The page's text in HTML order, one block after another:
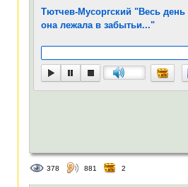
Тютчев-Мусоргский "Весь день
она лежала в забытьи..."
378 881 2